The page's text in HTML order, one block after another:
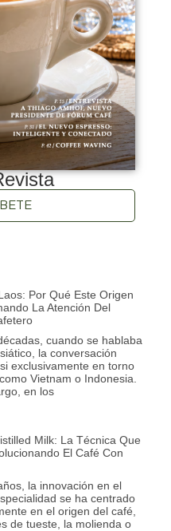
Por Qué Este Origen
La Atención Del
cuando se hablaba
la conversación
exclusivamente en torno
Vietnam o Indonesia.
en los
Milk: La Técnica Que
El Café Con
la innovación en el
se ha centrado
en el origen del café,
de tueste, la molienda o